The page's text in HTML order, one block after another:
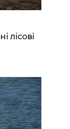
лісові